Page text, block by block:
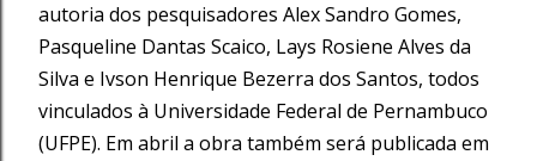
autoria dos pesquisadores Alex Sandro Gomes,
Pasqueline Dantas Scaico, Lays Rosiene Alves da
Silva e Ivson Henrique Bezerra dos Santos, todos
vinculados à Universidade Federal de Pernambuco
(UFPE). Em abril a obra também será publicada em